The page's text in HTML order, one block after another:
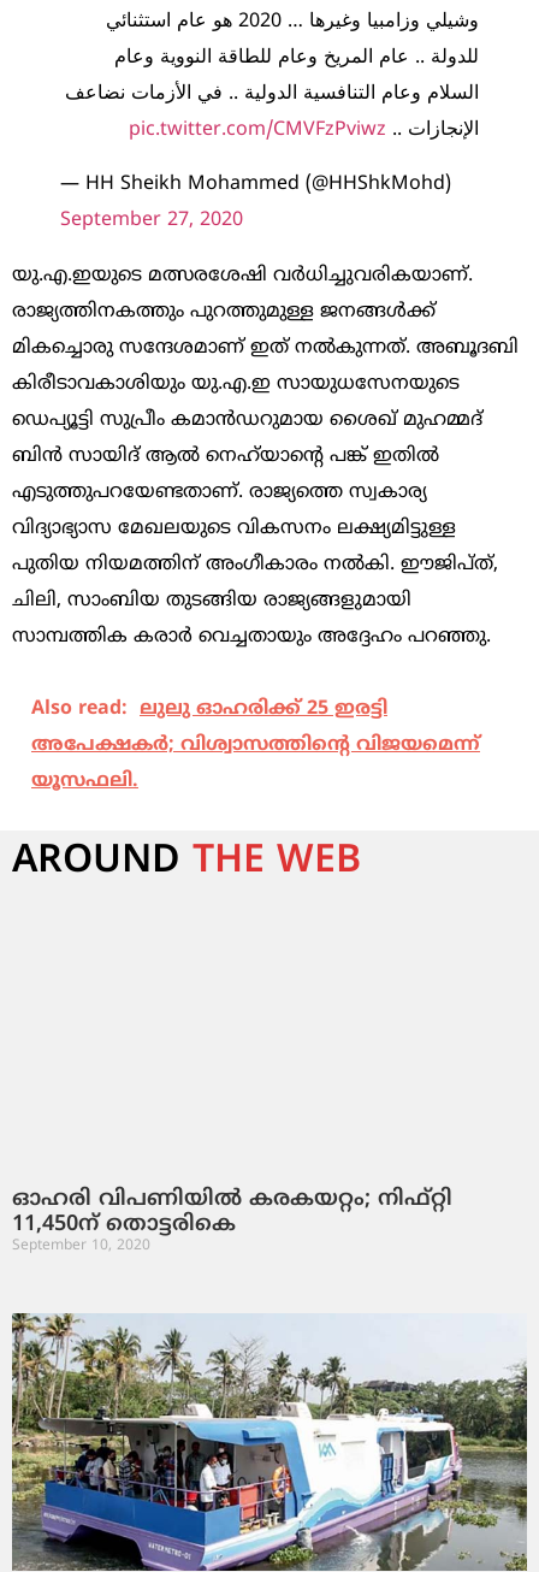
وشيلي وزامبيا وغيرها … 2020 هو عام استثنائي
للدولة .. عام المريخ وعام للطاقة النووية وعام
السلام وعام التنافسية الدولية .. في الأزمات نضاعف
الإنجازات .. pic.twitter.com/CMVFzPviwz
— HH Sheikh Mohammed (@HHShkMohd)
September 27, 2020
യു.എ.ഇയുടെ മത്സരശേഷി വര്‍ധിച്ചുവരികയാണ്.
രാജ്യത്തിനകത്തും പുറത്തുമുള്ള ജനങ്ങള്‍ക്ക്
മികച്ചൊരു സന്ദേശമാണ് ഇത് നല്‍കുന്നത്. അബൂദബി
കിരീടാവകാശിയും യു.എ.ഇ സായുധസേനയുടെ
ഡെപ്യൂട്ടി സുപ്രീം കമാന്‍ഡറുമായ ശൈഖ് മുഹമ്മദ്
ബിന്‍ സായിദ് ആല്‍ നെഹ്‌യാന്റെ പങ്ക് ഇതില്‍
എടുത്തുപറയേണ്ടതാണ്. രാജ്യത്തെ സ്വകാര്യ
വിദ്യാഭ്യാസ മേഖലയുടെ വികസനം ലക്ഷ്യമിട്ടുള്ള
പുതിയ നിയമത്തിന് അംഗീകാരം നല്‍കി. ഈജിപ്ത്,
ചിലി, സാംബിയ തുടങ്ങിയ രാജ്യങ്ങളുമായി
സാമ്പത്തിക കരാര്‍ വെച്ചതായും അദ്ദേഹം പറഞ്ഞു.
Also read: ലുലു ഓഹരിക്ക് 25 ഇരട്ടി
അപേക്ഷകർ; വിശ്വാസത്തിന്റെ വിജയമെന്ന്
യൂസഫലി.
AROUND THE WEB
ഓഹരി വിപണിയില്‍ കരകയറ്റം; നിഫ്‌റ്റി
11,450ന്‌ തൊട്ടരികെ
September 10, 2020